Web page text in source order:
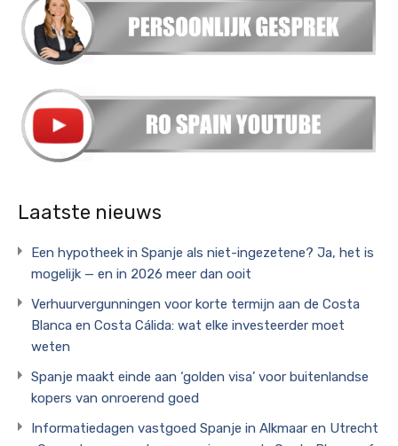
Laatste nieuws
Een hypotheek in Spanje als niet-ingezetene? Ja, het is
mogelijk — en in 2026 meer dan ooit
Verhuurvergunningen voor korte termijn aan de Costa
Blanca en Costa Cálida: wat elke investeerder moet
weten
Spanje maakt einde aan ‘golden visa’ voor buitenlandse
kopers van onroerend goed
Informatiedagen vastgoed Spanje in Alkmaar en Utrecht